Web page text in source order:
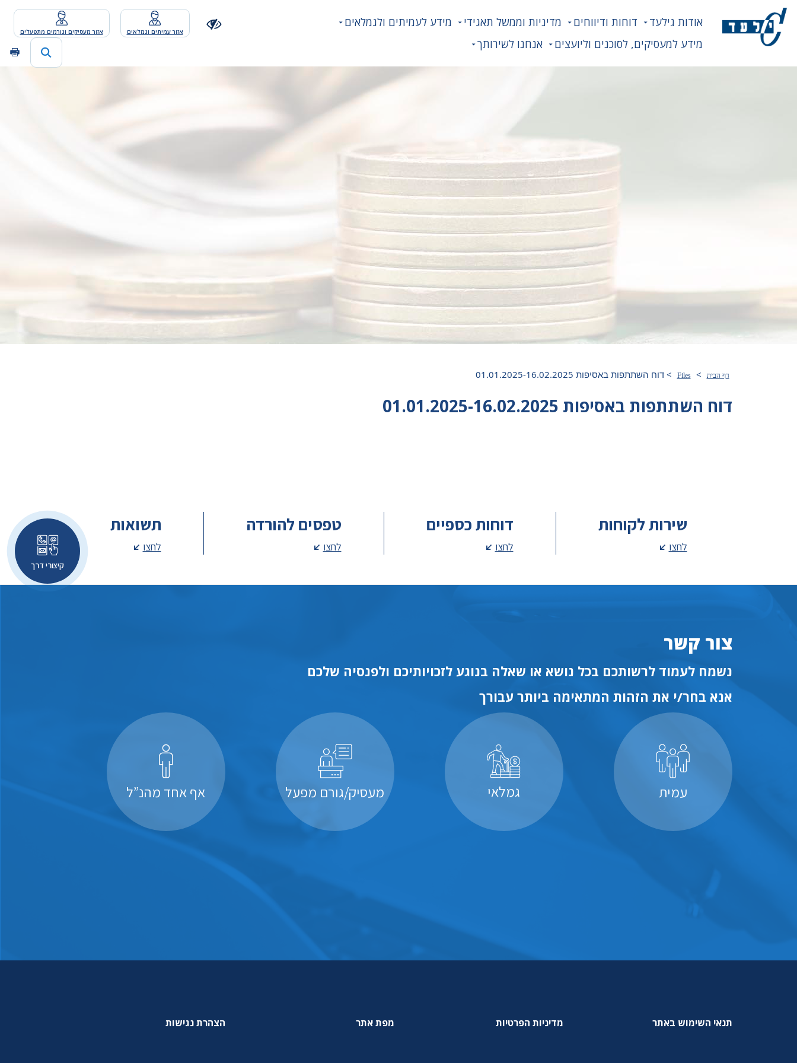
אודות גילעד דוחות ודיווחים מדיניות וממשל תאגידי
מידע לעמיתים ולגמלאים
מידע למעסיקים, לסוכנים וליועצים
אנחנו לשירותך
אזור עמיתים וגמלאים אזור מעסיקים וגורמים מתפעלים
קיצורי דרך
דף הבית >
Files
>דוח השתתפות באסיפות 01.01.2025-16.02.2025
דוח השתתפות באסיפות 01.01.2025-16.02.2025
שירות לקוחות
לחצו
דוחות כספיים
לחצו
טפסים להורדה
לחצו
תשואות
לחצו
צור קשר
נשמח לעמוד לרשותכם בכל נושא או שאלה בנוגע לזכויותיכם ולפנסיה שלכם
אנא בחר/י את הזהות המתאימה ביותר עבורך
עמית גמלאי מעסיק/גורם מפעל אף אחד מהנ”ל
תנאי השימוש באתר מדיניות הפרטיות מפת אתר הצהרת נגישות